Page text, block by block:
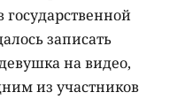
записать
на видео,
из участников